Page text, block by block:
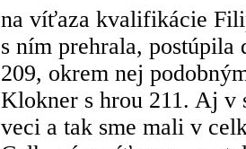
na víťaza kvalifikácie
s ním prehrala, postúpila
209, okrem nej
Klokner s hrou 211. Aj v
veci a tak sme mali v